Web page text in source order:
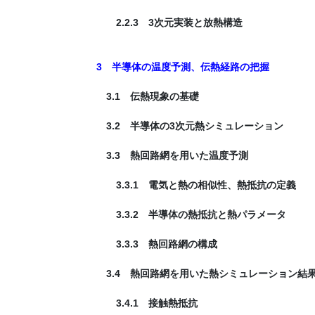
2.2.3 3次元実装と放熱構造
3 半導体の温度予測、伝熱経路の把握
3.1 伝熱現象の基礎
3.2 半導体の3次元熱シミュレーション
3.3 熱回路網を用いた温度予測
3.3.1 電気と熱の相似性、熱抵抗の定義
3.3.2 半導体の熱抵抗と熱パラメータ
3.3.3 熱回路網の構成
3.4 熱回路網を用いた熱シミュレーション結
3.4.1 接触熱抵抗